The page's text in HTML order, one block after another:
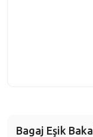
Bagaj Eşik